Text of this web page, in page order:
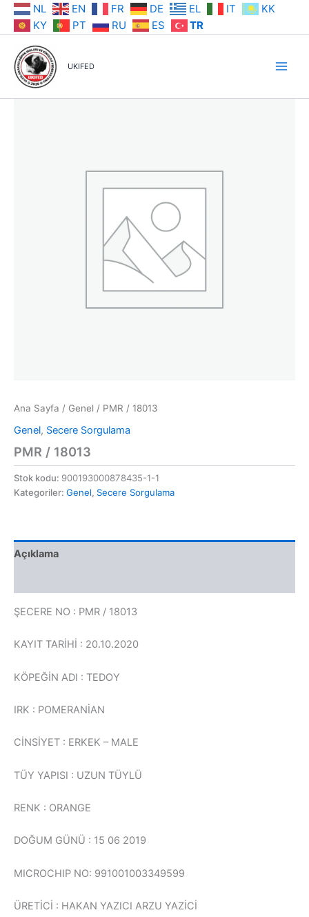
İçeriğe NL EN FR DE EL IT
KK
KY
PT RU ES TR
UKIFED
Ana Sayfa / Genel / PMR / 18013
Genel, Secere Sorgulama
PMR / 18013
Stok kodu: 900193000878435-1-1
Kategoriler: Genel, Secere Sorgulama
Açıklama
ŞECERE NO : PMR / 18013
KAYIT TARİHİ : 20.10.2020
KÖPEĞİN ADI : TEDOY
IRK : POMERANİAN
CİNSİYET : ERKEK – MALE
TÜY YAPISI : UZUN TÜYLÜ
RENK : ORANGE
DOĞUM GÜNÜ : 15 06 2019
MICROCHIP NO: 991001003349599
ÜRETİCİ : HAKAN YAZICI ARZU YAZİCİ